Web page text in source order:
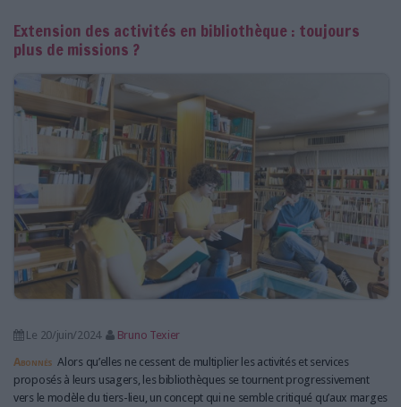
Extension des activités en bibliothèque : toujours
plus de missions ?
Le 20/juin/2024
Bruno Texier
Abonnés Alors qu’elles ne cessent de multiplier les activités et services
proposés à leurs usagers, les bibliothèques se tournent progressivement
vers le modèle du tiers-lieu, un concept qui ne semble critiqué qu’aux marges